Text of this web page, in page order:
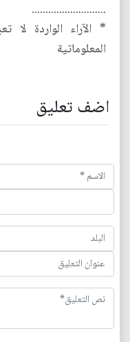
...........................
* الآراء الواردة لا
المعلوماتية
اضف تعليق